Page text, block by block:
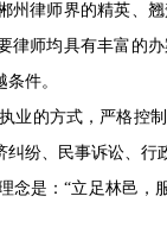
州律师界的精英、
律师均具有丰富的
件。
业的方式，严格控
纷、民事诉讼、行
念是：“立足林邑，